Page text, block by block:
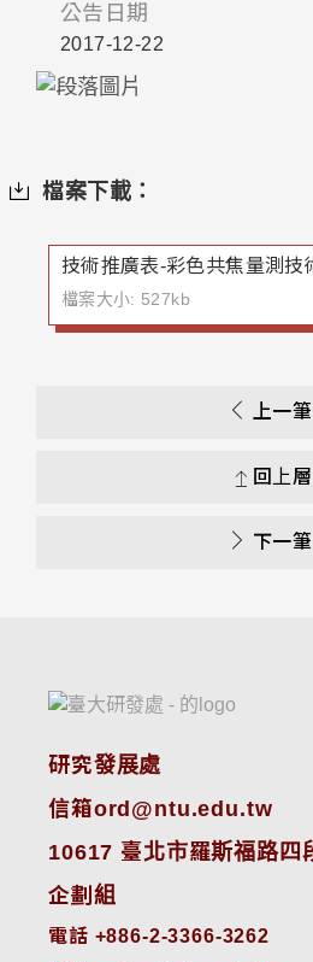
公告日期
2017-12-22
檔案下載：
技術推廣表-彩色共焦量測技
檔案大小: 527kb
上一筆
回上層
下一筆
研究發展處
信箱ord@ntu.edu.tw
10617 臺北市羅斯福路四
企劃組
電話 +886-2-3366-3262